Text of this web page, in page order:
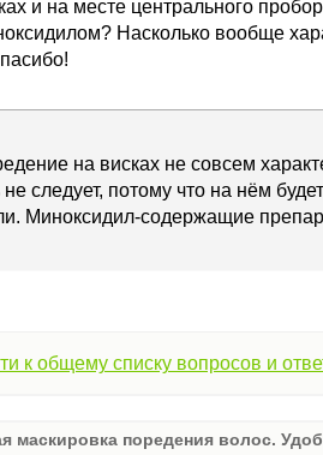
и на месте центрального
Насколько вообще
на висках не совсем
следует, потому что на нём
Миноксидил-содержащие
к общему списку вопросов и
маскировка поредения волос.